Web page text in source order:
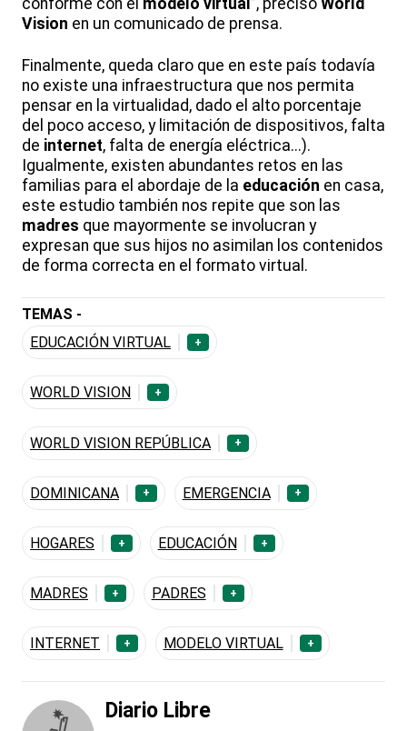
conforme con el modelo virtual ”, precisó World
Vision en un comunicado de prensa.
Finalmente, queda claro que en este país todavía
no existe una infraestructura que nos permita
pensar en la virtualidad, dado el alto porcentaje
del poco acceso, y limitación de dispositivos, falta
de internet, falta de energía eléctrica...).
Igualmente, existen abundantes retos en las
familias para el abordaje de la educación en casa,
este estudio también nos repite que son las
madres que mayormente se involucran y
expresan que sus hijos no asimilan los contenidos
de forma correcta en el formato virtual.
TEMAS -
EDUCACIÓN VIRTUAL
+
WORLD VISION +
WORLD VISION REPÚBLICA +
DOMINICANA + EMERGENCIA +
HOGARES + EDUCACIÓN +
MADRES + PADRES +
INTERNET + MODELO VIRTUAL +
Diario Libre